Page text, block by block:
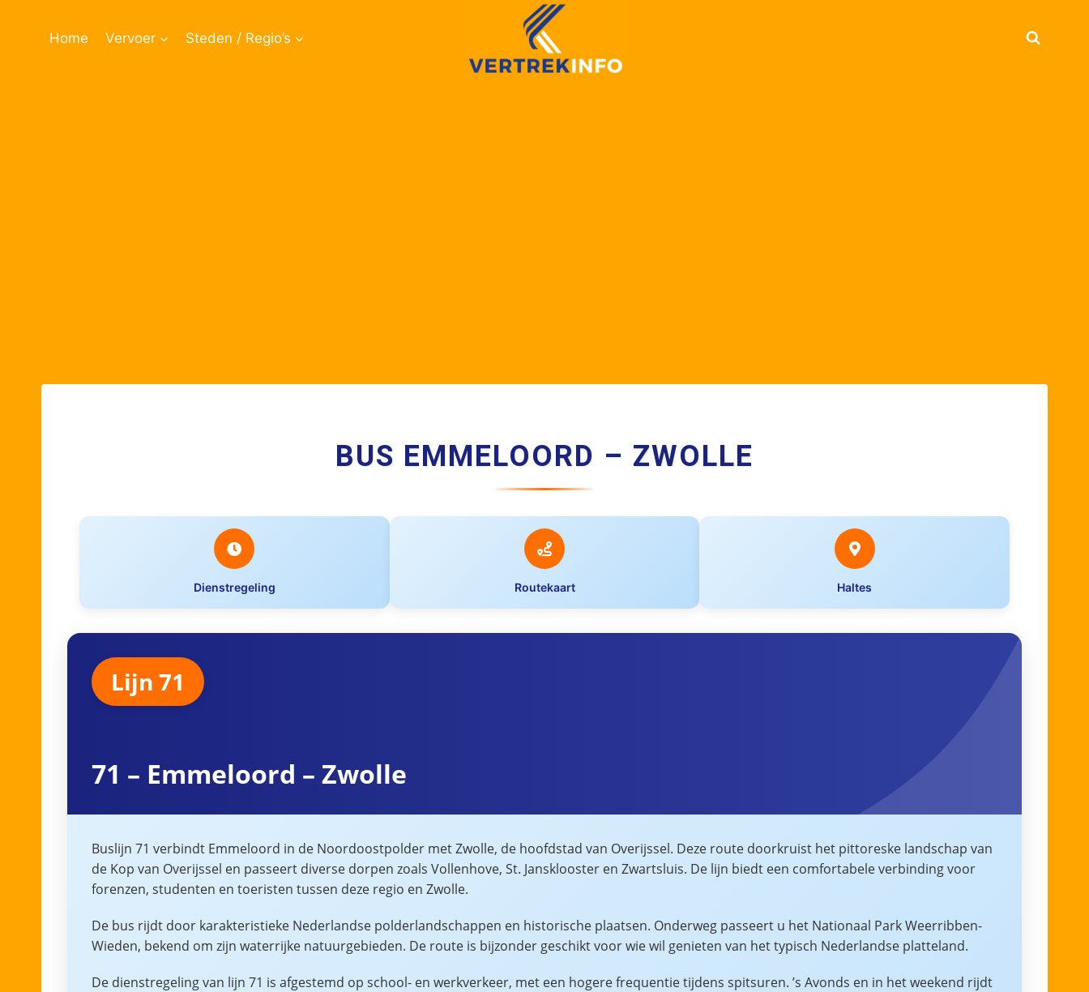
Home Vervoer Steden / Regio’s
BUS EMMELOORD – ZWOLLE
Dienstregeling Routekaart Haltes
Lijn 71
71 – Emmeloord – Zwolle
Buslijn 71 verbindt Emmeloord in de Noordoostpolder met Zwolle, de hoofdstad van Overijssel. Deze route doorkruist het pittoreske landschap van
de Kop van Overijssel en passeert diverse dorpen zoals Vollenhove, St. Jansklooster en Zwartsluis. De lijn biedt een comfortabele verbinding voor
forenzen, studenten en toeristen tussen deze regio en Zwolle.
De bus rijdt door karakteristieke Nederlandse polderlandschappen en historische plaatsen. Onderweg passeert u het Nationaal Park Weerribben-
Wieden, bekend om zijn waterrijke natuurgebieden. De route is bijzonder geschikt voor wie wil genieten van het typisch Nederlandse platteland.
De dienstregeling van lijn 71 is afgestemd op school- en werkverkeer, met een hogere frequentie tijdens spitsuren. ’s Avonds en in het weekend rijdt